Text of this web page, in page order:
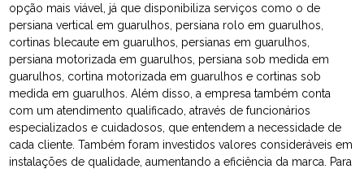
opção mais viável, já que disponibiliza serviços como o de
persiana vertical em guarulhos, persiana rolo em guarulhos,
cortinas blecaute em guarulhos, persianas em guarulhos,
persiana motorizada em guarulhos, persiana sob medida em
guarulhos, cortina motorizada em guarulhos e cortinas sob
medida em guarulhos. Além disso, a empresa também conta
com um atendimento qualificado, através de funcionários
especializados e cuidadosos, que entendem a necessidade de
cada cliente. Também foram investidos valores consideráveis em
instalações de qualidade, aumentando a eficiência da marca. Para